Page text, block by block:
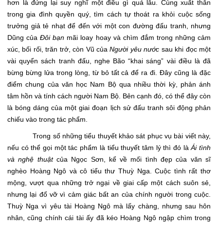
hơn là đứng lại suy nghĩ một điều gì quá lâu. Cùng xuất thân
trong gia đình quyền quý, tìm cách tự thoát ra khỏi cuộc sống
trưởng giả tẻ nhạt để đến với một con đường đấu tranh, nhưng
Dũng củaĐôi bạn mãi loay hoay và chìm đắm trong những cảm
xúc, bối rối, trăn trở, còn Vũ củaNgười yêu nước sau khi đọc một
vài quyển sách tranh đấu, nghe Bão “khai sáng” vài điều là đã
bừng bừng lửa trong lòng, từ bỏ tất cả để ra đi. Đây cũng là đặc
điểm chung của văn học Nam Bộ qua nhiều thời kỳ, phản ánh
tâm hồn và tính cách người Nam Bộ. Bên cạnh đó, có thể đây còn
là bóng dáng của một giai đoạn lịch sử đấu tranh sôi động phản
chiếu vào trong tác phẩm.
Trong số những tiểu thuyết khảo sát phục vụ bài viết này,
nếu có thể gọi một tác phẩm là tiểu thuyết tâm lý thì đó làÁi tình
và nghệ thuậtcủa Ngọc Sơn, kể về mối tình đẹp của văn sĩ
nghèo Hoàng Ngô và cô tiểu thư Thuỳ Nga. Cuộc tình rất thơ
mộng, vượt qua những trở ngại về giai cấp một cách suôn sẻ,
nhưng lại đổ vỡ vì cảm giác bất an của chính người trong cuộc.
Thuỳ Nga vì yêu tài Hoàng Ngô mà lấy chàng, nhưng sau hôn
nhân, cũng chính cái tài ấy đã kéo Hoàng Ngô ngập chìm trong